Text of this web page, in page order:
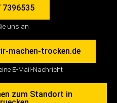
7396535
uns an
machen-trocken.de
E-Mail-Nachricht
zum Standort in